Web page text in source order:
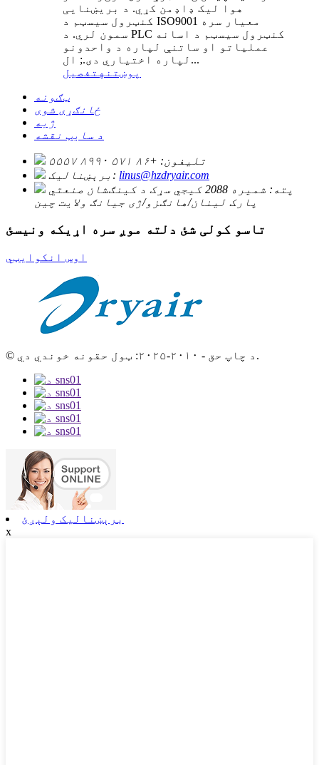
هوا لیک ډاډمن کړي. د بریښنایی
کنټرول سیسټم د ISO9001 معیار سره
سمون لري. د PLC کنټرول سیسټم د اسانه
عملیاتو او ساتنې لپاره د واحدونو
لپاره اختیاري دی.; ال...
پوښتنه تفصیل
ټګونه
ځانګړی شوی
ژبه
د سایټ نقشه
تلیفون: +۸۶ ۵۷۱ ۸۹۹۰ ۵۵۵۷
برېښنالیک: linus@hzdryair.com
پته:
شمیره 2088 کیجي سړک د کینګشان صنعتي
پارک لینان/هانګزو/ژی جیانګ ولایت چین
تاسو کولی شئ دلته موږ سره اړیکه ونیسئ
اوس انکوایټي
© د چاپ حق - ۲۰۱۰-۲۰۲۵: ټول حقونه خوندي دي.
برېښنالیک ولېږئ
x